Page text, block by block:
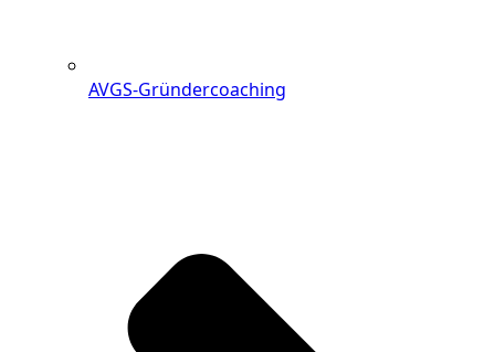
AVGS-Gründercoaching